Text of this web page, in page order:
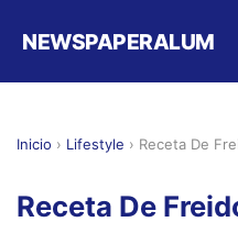
NEWSPAPERALUM
Inicio › Lifestyle › Receta De
Receta De